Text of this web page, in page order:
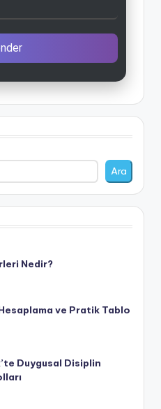
Ara
Nedir?
ve Pratik Tablo
Duygusal Disiplin